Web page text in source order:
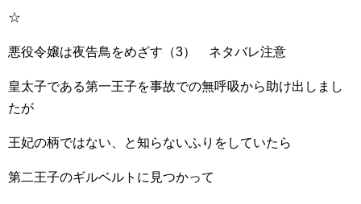
☆
悪役令嬢は夜告鳥をめざす（3） ネタバレ注意
皇太子である第一王子を事故での無呼吸から助け出しまし
たが
王妃の柄ではない、と知らないふりをしていたら
第二王子のギルベルトに見つかって